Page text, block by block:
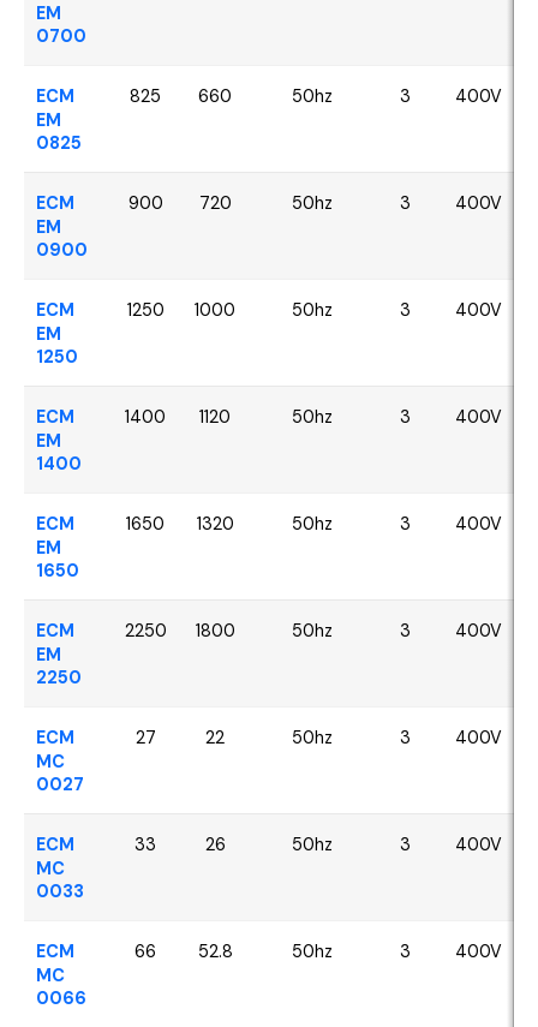
EM
0700
ECM
EM
0825
825 660 50hz 3 400V
ECM
EM
0900
900 720 50hz 3 400V
ECM
EM
1250
1250 1000 50hz 3 400V
ECM
EM
1400
1400 1120 50hz 3 400V
ECM
EM
1650
1650 1320 50hz 3 400V
ECM
EM
2250
2250 1800 50hz 3 400V
ECM
MC
0027
27 22 50hz 3 400V
ECM
MC
0033
33 26 50hz 3 400V
ECM
MC
0066
66 52.8 50hz 3 400V